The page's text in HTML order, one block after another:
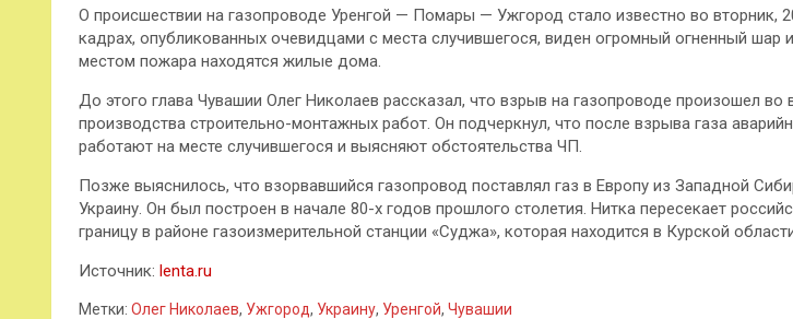
О происшествии на газопроводе Уренгой — Помары — Ужгород стало известно во вторник,
кадрах, опубликованных очевидцами с места случившегося, виден огромный огненный
местом пожара находятся жилые дома.
До этого глава Чувашии Олег Николаев рассказал, что взрыв на газопроводе произошел во
производства строительно-монтажных работ. Он подчеркнул, что после взрыва газа
работают на месте случившегося и выясняют обстоятельства ЧП.
Позже выяснилось, что взорвавшийся газопровод поставлял газ в Европу из Западной
Украину. Он был построен в начале 80-х годов прошлого столетия. Нитка пересекает
границу в районе газоизмерительной станции «Суджа», которая находится в Курской
Источник: lenta.ru
Метки: Олег Николаев, Ужгород, Украину, Уренгой, Чувашии